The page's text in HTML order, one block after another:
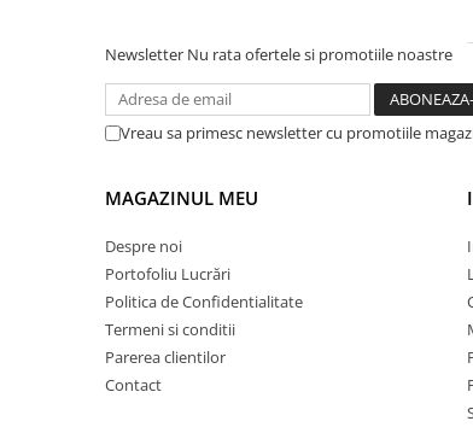
PENTRU FETE
PRODUSE IN TRENDING
SETURI STICKERE
STICKERE CRĂCIUN
STICKERE CU ANIMALE
STICKERE GEAM MIC
STICKERE JDM
STICKERE PENTRU CAPOTA
STICKERE PENTRU LATERALE
Newsletter Nu rata ofertele si promotiile noastre
Vreau sa primesc newsletter cu promotiile
MAGAZINUL MEU
Despre noi
Portofoliu Lucrări
Politica de Confidentialitate
Termeni si conditii
Parerea clientilor
Contact